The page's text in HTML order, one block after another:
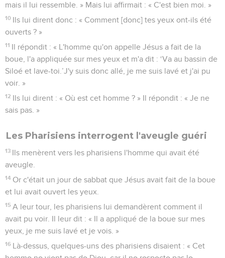
mais il lui ressemble. » Mais lui affirmait : « C'est bien moi. »
10 Ils lui dirent donc : « Comment [donc] tes yeux ont-ils été
ouverts ? »
11 Il répondit : « L'homme qu'on appelle Jésus a fait de la
boue, l'a appliquée sur mes yeux et m'a dit : ‘Va au bassin de
Siloé et lave-toi.’J'y suis donc allé, je me suis lavé et j'ai pu
voir. »
12 Ils lui dirent : « Où est cet homme ? » Il répondit : « Je ne
sais pas. »
Les Pharisiens interrogent l'aveugle guéri
13 Ils menèrent vers les pharisiens l'homme qui avait été
aveugle.
14 Or c'était un jour de sabbat que Jésus avait fait de la boue
et lui avait ouvert les yeux.
15 A leur tour, les pharisiens lui demandèrent comment il
avait pu voir. Il leur dit : « Il a appliqué de la boue sur mes
yeux, je me suis lavé et je vois. »
16 Là-dessus, quelques-uns des pharisiens disaient : « Cet